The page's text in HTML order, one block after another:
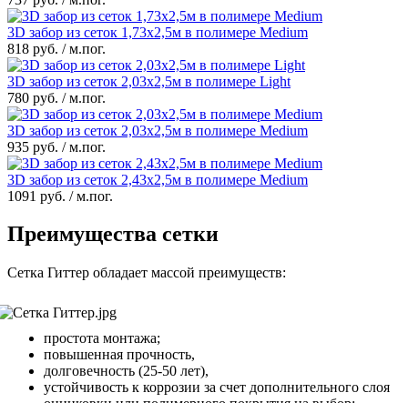
3D забор из сеток 1,73x2,5м в полимере Medium
818 руб. / м.пог.
3D забор из сеток 2,03x2,5м в полимере Light
780 руб. / м.пог.
3D забор из сеток 2,03x2,5м в полимере Medium
935 руб. / м.пог.
3D забор из сеток 2,43x2,5м в полимере Medium
1091 руб. / м.пог.
Преимущества сетки
Сетка Гиттер обладает массой преимуществ:
простота монтажа;
повышенная прочность,
долговечность (25-50 лет),
устойчивость к коррозии за счет дополнительного слоя